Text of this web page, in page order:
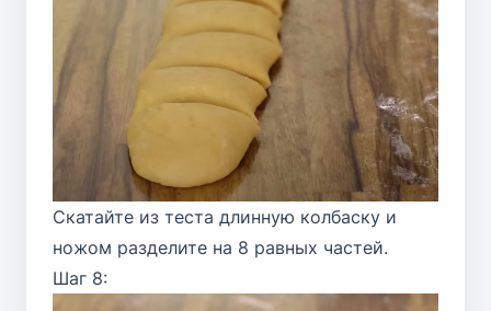
Скатайте из теста длинную колбаску и
ножом разделите на 8 равных частей.
Шаг 8: